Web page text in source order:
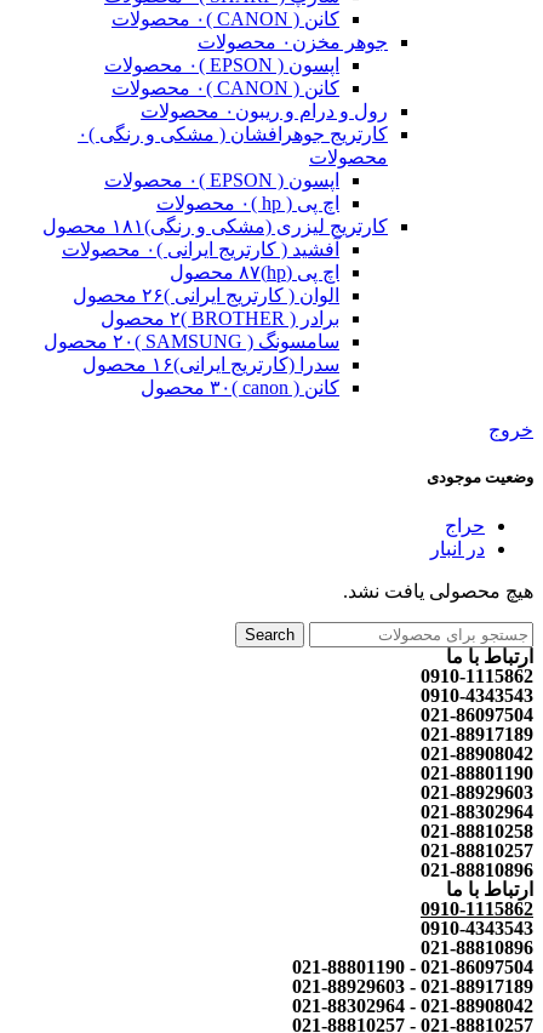
کانن ( CANON )
۰ محصولات
جوهر مخزن ۰ محصولات
اپسون ( EPSON )
۰ محصولات
کانن ( CANON )
۰ محصولات
رول و درام و ریبون ۰ محصولات
کارتریج جوهرافشان ( مشکی و رنگی )۰
محصولات
اپسون ( EPSON )
۰ محصولات
اچ پی ( hp )
۰ محصولات
کارتریج لیزری (مشکی و رنگی)۱۸۱ محصول
آفشید ( کارتریج ایرانی )۰ محصولات
اچ پی (hp)
۸۷ محصول
الوان ( کارتریج ایرانی )۲۶ محصول
برادر ( BROTHER )
۲ محصول
سامسونگ ( SAMSUNG )
۲۰ محصول
سدرا (کارتریج ایرانی)۱۶ محصول
کانن ( canon )
۳۰ محصول
خروج
وضعیت موجودی
حراج
در انبار
هیچ محصولی یافت نشد.
Search
ارتباط با ما
0910-1115862
0910-4343543
021-86097504
021-88917189
021-88908042
021-88801190
021-88929603
021-88302964
021-88810258
021-88810257
021-88810896
ارتباط با ما
0910-1115862
0910-4343543
021-88810896
021-86097504 - 021-88801190
021-88917189 - 021-88929603
021-88908042 - 021-88302964
021-88810257 - 021-88810257